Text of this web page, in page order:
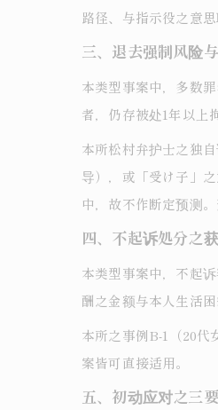
路径、与指示役之意
三、退去强制风险
本类型事案中，多数
者，仍存被处1年以上
本所松村弁护士之独
导），或「受け子」
中，故不作断定预测
四、不起诉処分之
本类型事案中，不起
酬之金额与本人生活
本所之事例B-1（20
案皆可直接适用。
五、初动应对之三